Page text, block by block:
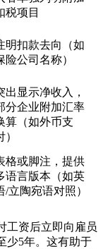
税项目
明扣款去向（如
险公司名称）
出显示净收入，
分企业附加汇率
算（如外币支
）
格或脚注，提供
语言版本（如英
/立陶宛语对照）
工资后立即向雇员
少5年。这有助于